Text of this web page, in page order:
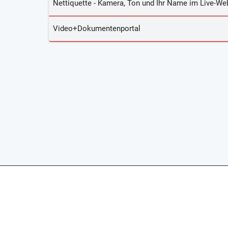
Nettiquette - Kamera, Ton und Ihr Name im Live-
Video+Dokumentenportal